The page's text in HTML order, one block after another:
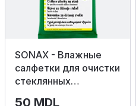
SONAX - Влажные
салфетки для очистки
стеклянных
50 MDL